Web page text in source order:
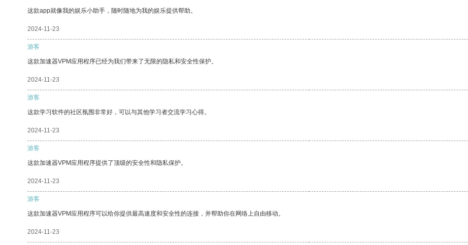
这款app就像我的娱乐小助手，随时随地为我的娱乐提供帮助。
2024-11-23
游客
这款加速器VPM应用程序已经为我们带来了无限的隐私和安全性保护。
2024-11-23
游客
这款学习软件的社区氛围非常好，可以与其他学习者交流学习心得。
2024-11-23
游客
这款加速器VPM应用程序提供了顶级的安全性和隐私保护。
2024-11-23
游客
这款加速器VPM应用程序可以给你提供最高速度和安全性的连接，并帮助你在网络上自由移动。
2024-11-23